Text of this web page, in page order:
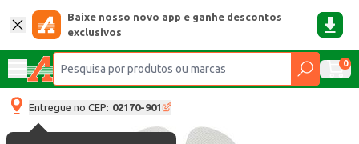
Baixe nosso novo app e ganhe descontos
exclusivos
0
Entregue no CEP: 02170-901